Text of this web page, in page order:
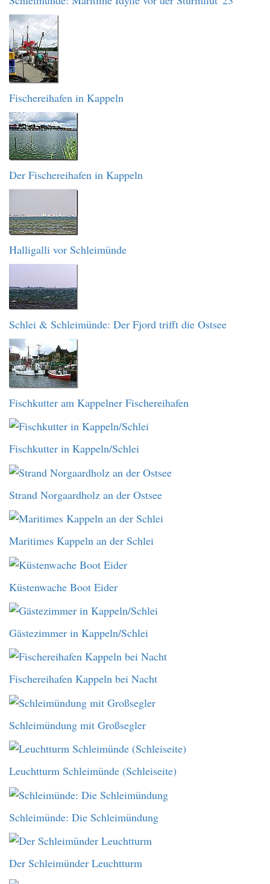
Fischereihafen in Kappeln
Der Fischereihafen in Kappeln
Halligalli vor Schleimünde
Schlei & Schleimünde: Der Fjord trifft die Ostsee
Fischkutter am Kappelner Fischereihafen
Fischkutter in Kappeln/Schlei
Strand Norgaardholz an der Ostsee
Maritimes Kappeln an der Schlei
Küstenwache Boot Eider
Gästezimmer in Kappeln/Schlei
Fischereihafen Kappeln bei Nacht
Schleimündung mit Großsegler
Leuchtturm Schleimünde (Schleiseite)
Schleimünde: Die Schleimündung
Der Schleimünder Leuchtturm